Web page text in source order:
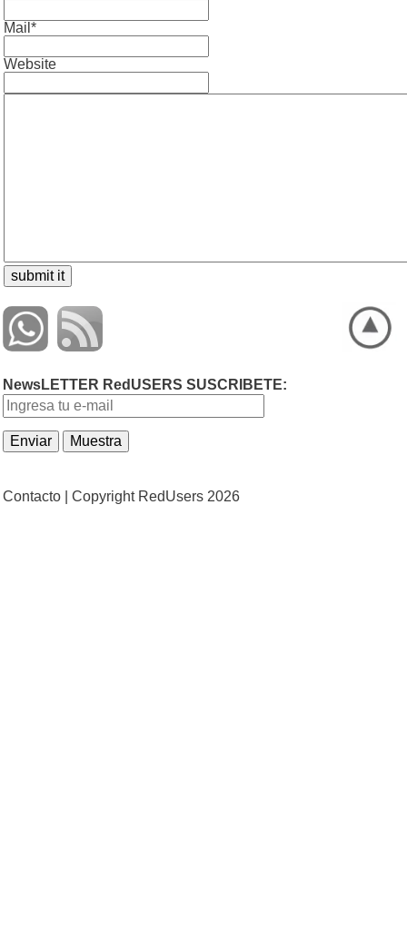
Mail*
Website
NewsLETTER RedUSERS SUSCRIBETE:
Contacto | Copyright RedUsers 2026